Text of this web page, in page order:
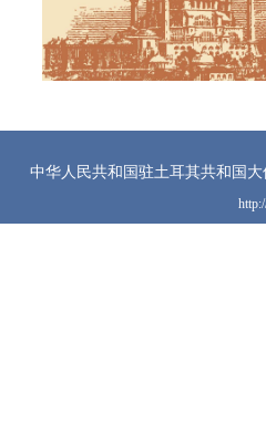
中华人民共和国驻土耳其共和国大